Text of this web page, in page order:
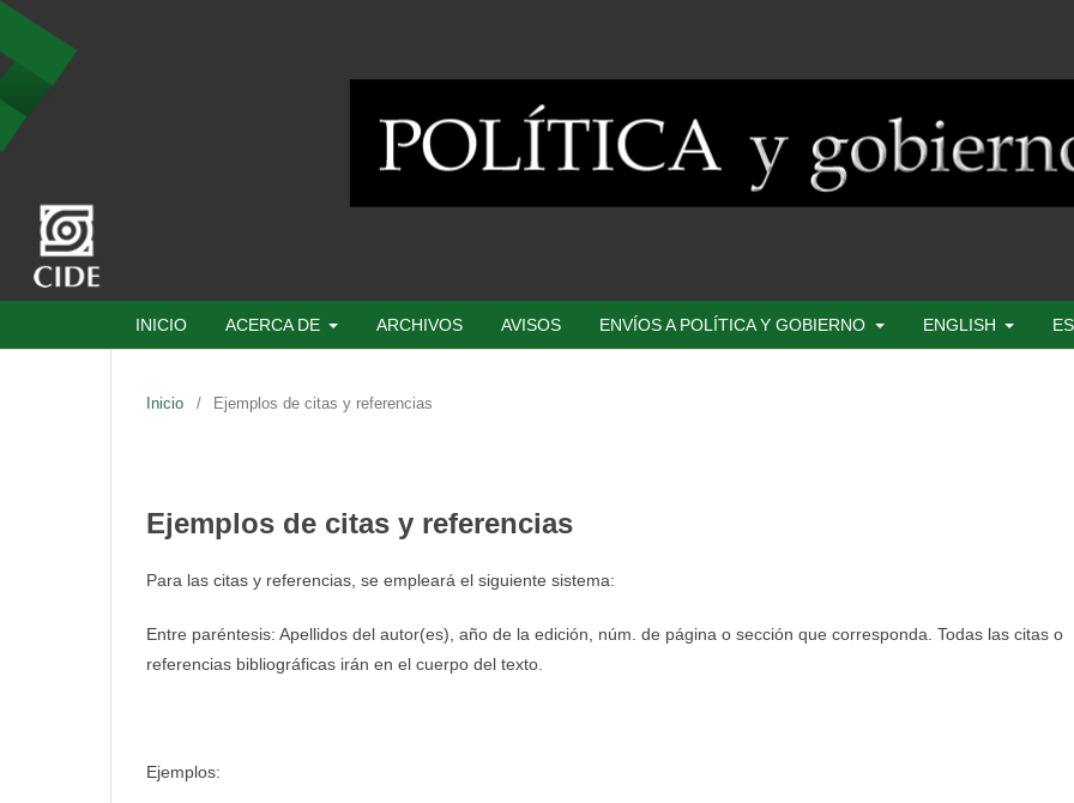
INICIO ACERCA DE ARCHIVOS AVISOS ENVÍOS A POLÍTICA Y GOBIERNO ENGLISH
Inicio / Ejemplos de citas y referencias
Ejemplos de citas y referencias
Para las citas y referencias, se empleará el siguiente sistema:
Entre paréntesis: Apellidos del autor(es), año de la edición, núm. de página o sección que corresponda. Todas las citas o
referencias bibliográficas irán en el cuerpo del texto.
Ejemplos: